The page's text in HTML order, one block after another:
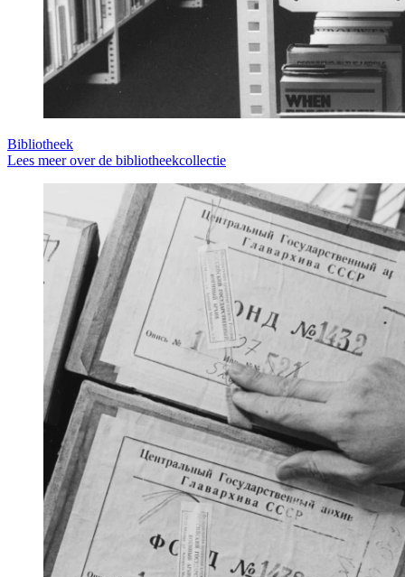
Bibliotheek
Lees meer over de bibliotheekcollectie